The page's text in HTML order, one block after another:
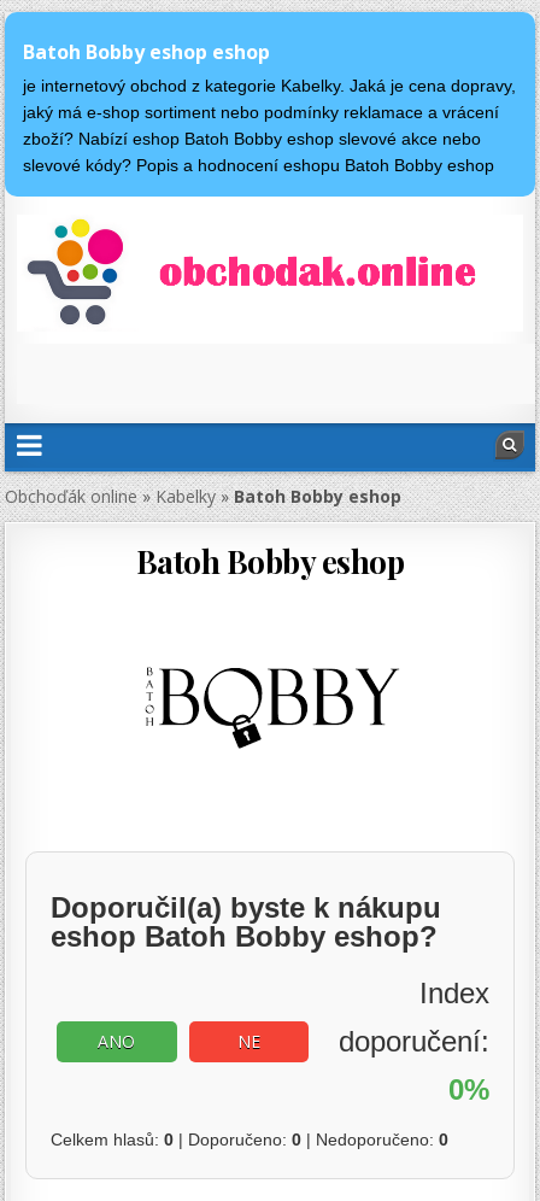
Batoh Bobby eshop eshop
je internetový obchod z kategorie Kabelky. Jaká je cena dopravy,
jaký má e-shop sortiment nebo podmínky reklamace a vrácení
zboží? Nabízí eshop Batoh Bobby eshop slevové akce nebo
slevové kódy? Popis a hodnocení eshopu Batoh Bobby eshop
Obchoďák online»Kabelky»Batoh Bobby eshop
Batoh Bobby eshop
Doporučil(a) byste k nákupu
eshop Batoh Bobby eshop?
ANO NE
Index
doporučení:
0%
Celkem hlasů:0 | Doporučeno:0 | Nedoporučeno:0